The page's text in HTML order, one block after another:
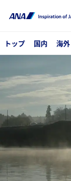
トップ 国内 海外